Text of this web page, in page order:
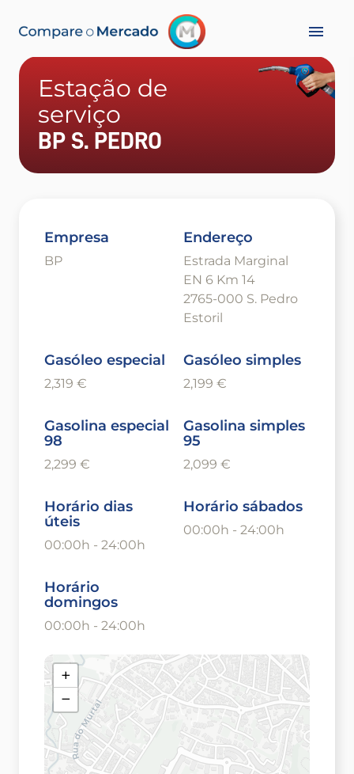
Estação de
serviço
BP S. PEDRO
Empresa
BP
Endereço
Estrada Marginal
EN 6 Km 14
2765-000 S. Pedro
Estoril
Gasóleo especial
2,319 €
Gasóleo simples
2,199 €
Gasolina especial
98
2,299 €
Gasolina simples
95
2,099 €
Horário dias
úteis
00:00h - 24:00h
Horário sábados
00:00h - 24:00h
Horário
domingos
00:00h - 24:00h
+
−